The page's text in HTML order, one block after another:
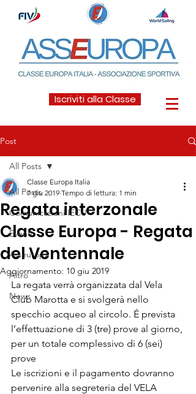
Iscriviti alla Classe
Post
All Posts
Comunicazioni IECU
Eventi
Asseuropa
Altro
News
All Posts
Regata interzonale
Classe Europa - Regata
del Ventennale
Classe Europa Italia
7 giu 2019 Tempo di lettura: 1 min
Aggiornamento: 10 giu 2019
La regata verrà organizzata dal Vela
Club Marotta e si svolgerà nello
specchio acqueo al circolo. É prevista
l’effettuazione di 3 (tre) prove al giorno,
per un totale complessivo di 6 (sei)
prove
Le iscrizioni e il pagamento dovranno
pervenire alla segreteria del VELA